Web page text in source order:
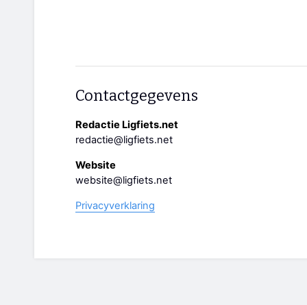
Contactgegevens
Redactie Ligfiets.net
redactie@ligfiets.net
Website
website@ligfiets.net
Privacyverklaring